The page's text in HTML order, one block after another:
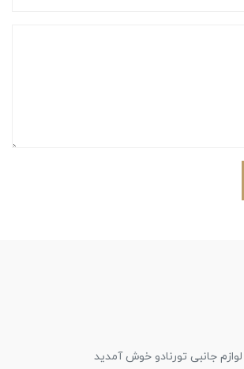
جانبی تورنادو خوش آمدید